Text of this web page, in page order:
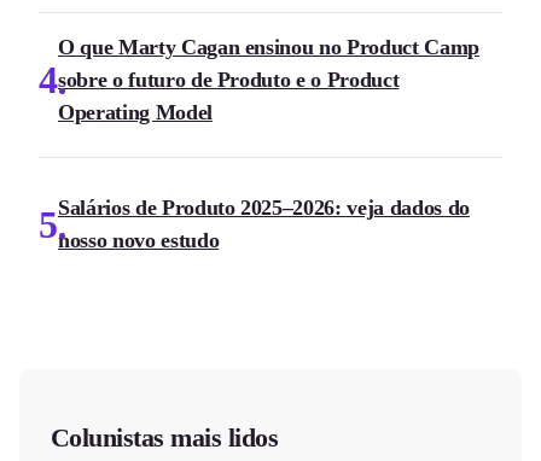
4
O que Marty Cagan ensinou no Product Camp
sobre o futuro de Produto e o Product
Operating Model
5Salários de Produto 2025–2026: veja dados do
nosso novo estudo
Colunistas mais lidos